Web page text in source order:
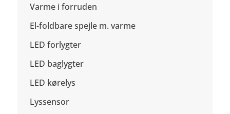
Varme i forruden
El-foldbare spejle m. varme
LED forlygter
LED baglygter
LED kørelys
Lyssensor